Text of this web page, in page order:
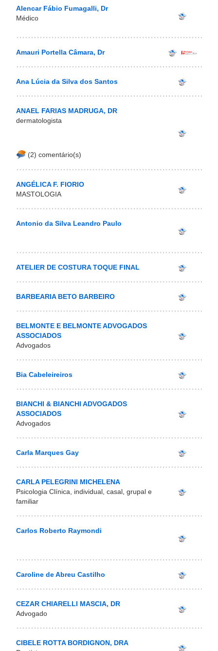
Alencar Fábio Fumagalli, Dr
Médico
Amauri Portella Câmara, Dr
Ana Lúcia da Silva dos Santos
ANAEL FARIAS MADRUGA, DR
dermatologista
(2) comentário(s)
ANGÉLICA F. FIORIO
MASTOLOGIA
Antonio da Silva Leandro Paulo
ATELIER DE COSTURA TOQUE FINAL
BARBEARIA BETO BARBEIRO
BELMONTE E BELMONTE ADVOGADOS
ASSOCIADOS
Advogados
Bia Cabeleireiros
BIANCHI & BIANCHI ADVOGADOS
ASSOCIADOS
Advogados
Carla Marques Gay
CARLA PELEGRINI MICHELENA
Psicologia Clínica, individual, casal, grupal e
familiar
Carlos Roberto Raymondi
Caroline de Abreu Castilho
CEZAR CHIARELLI MASCIA, DR
Advogado
CIBELE ROTTA BORDIGNON, DRA